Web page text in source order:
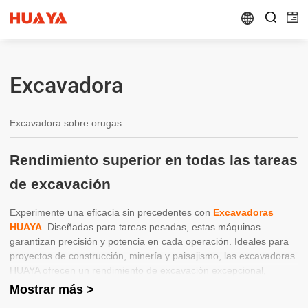
 
Excavadora
Excavadora sobre orugas
Rendimiento superior en todas las tareas
de excavación
Experimente una eficacia sin precedentes con Excavadoras
HUAYA . Diseñadas para tareas pesadas, estas máquinas
garantizan precisión y potencia en cada operación. Ideales para
proyectos de construcción, minería y paisajismo, las excavadoras
HUAYA ofrecen un rendimiento de excavación excepcional,
garantizando que sus proyectos se completen con la máxima
Mostrar más >